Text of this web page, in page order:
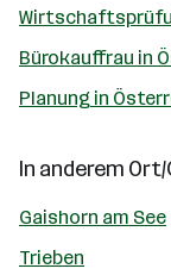
Bürokauffrau in
Planung in
In anderem
Gaishorn am See
Trieben